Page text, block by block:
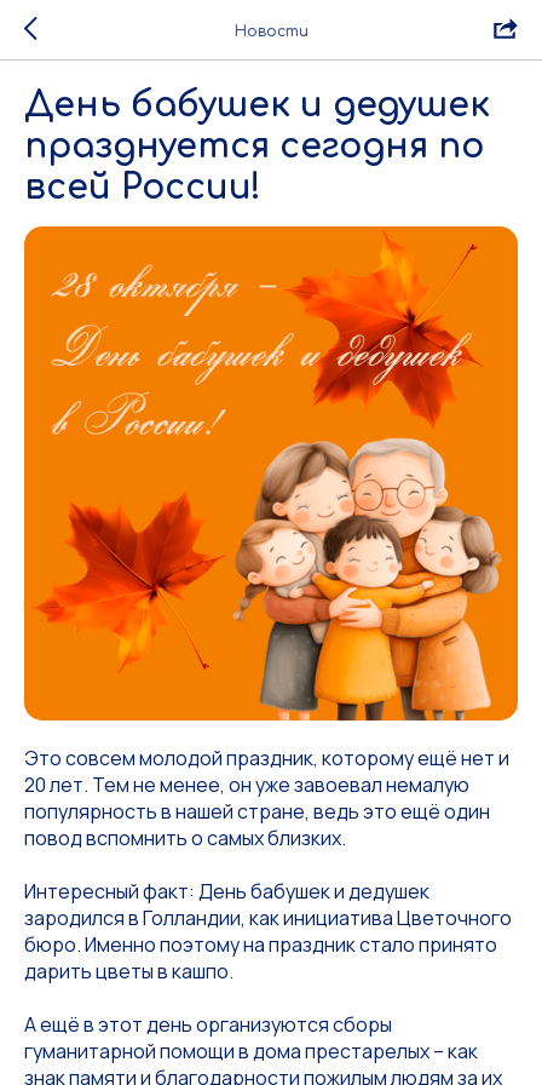
Новости
День бабушек и дедушек
празднуется сегодня по
всей России!
Это совсем молодой праздник, которому ещё нет и
20 лет. Тем не менее, он уже завоевал немалую
популярность в нашей стране, ведь это ещё один
повод вспомнить о самых близких.
Интересный факт: День бабушек и дедушек
зародился в Голландии, как инициатива Цветочного
бюро. Именно поэтому на праздник стало принято
дарить цветы в кашпо.
А ещё в этот день организуются сборы
гуманитарной помощи в дома престарелых – как
знак памяти и благодарности пожилым людям за их